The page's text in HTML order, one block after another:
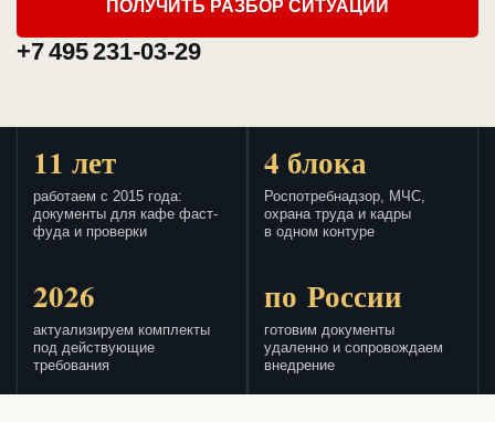
ПОЛУЧИТЬ РАЗБОР СИТУАЦИИ
+7 495 231-03-29
11 лет
работаем с 2015 года:
документы для кафе фаст-
фуда и проверки
4 блока
Роспотребнадзор, МЧС,
охрана труда и кадры
в одном контуре
2026
актуализируем комплекты
под действующие
требования
по России
готовим документы
удаленно и сопровождаем
внедрение